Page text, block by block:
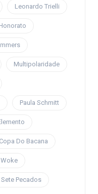
Leonardo Trielli
Multipolaridade
Paula Schmitt
Do Bacana
Sete Pecados